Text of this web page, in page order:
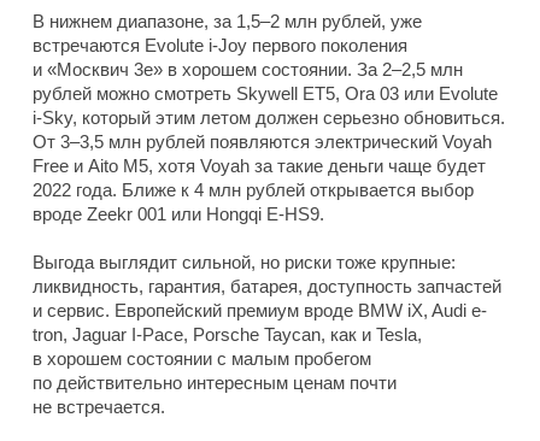
В нижнем диапазоне, за 1,5–2 млн рублей, уже
встречаются Evolute i-Joy первого поколения
и «Москвич 3е» в хорошем состоянии. За 2–2,5 млн
рублей можно смотреть Skywell ET5, Ora 03 или Evolute
i-Sky, который этим летом должен серьезно обновиться.
От 3–3,5 млн рублей появляются электрический Voyah
Free и Aito M5, хотя Voyah за такие деньги чаще будет
2022 года. Ближе к 4 млн рублей открывается выбор
вроде Zeekr 001 или Hongqi E-HS9.
Выгода выглядит сильной, но риски тоже крупные:
ликвидность, гарантия, батарея, доступность запчастей
и сервис. Европейский премиум вроде BMW iX, Audi e-
tron, Jaguar I-Pace, Porsche Taycan, как и Tesla,
в хорошем состоянии с малым пробегом
по действительно интересным ценам почти
не встречается.